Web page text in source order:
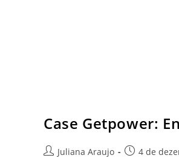
Case Getpower:
Juliana Araujo 4 de